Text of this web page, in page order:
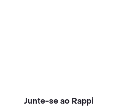
Junte-se ao Rappi